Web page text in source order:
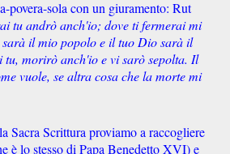
povera-sola con un giuramento: Rut
tu andrò anch'io; dove ti fermerai mi
il mio popolo e il tuo Dio sarà il
morirò anch'io e vi sarò sepolta. Il
vuole, se altra cosa che la morte mi
Sacra Scrittura proviamo a raccogliere
è lo stesso di Papa Benedetto XVI) e